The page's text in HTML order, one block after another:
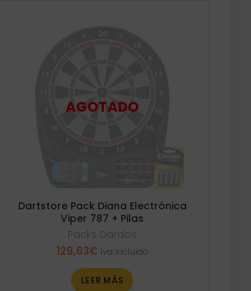
Dartstore Pack Diana Electrónica
Viper 787 + Pilas
Packs Dardos
129,63€ Iva incluido
LEER MÁS